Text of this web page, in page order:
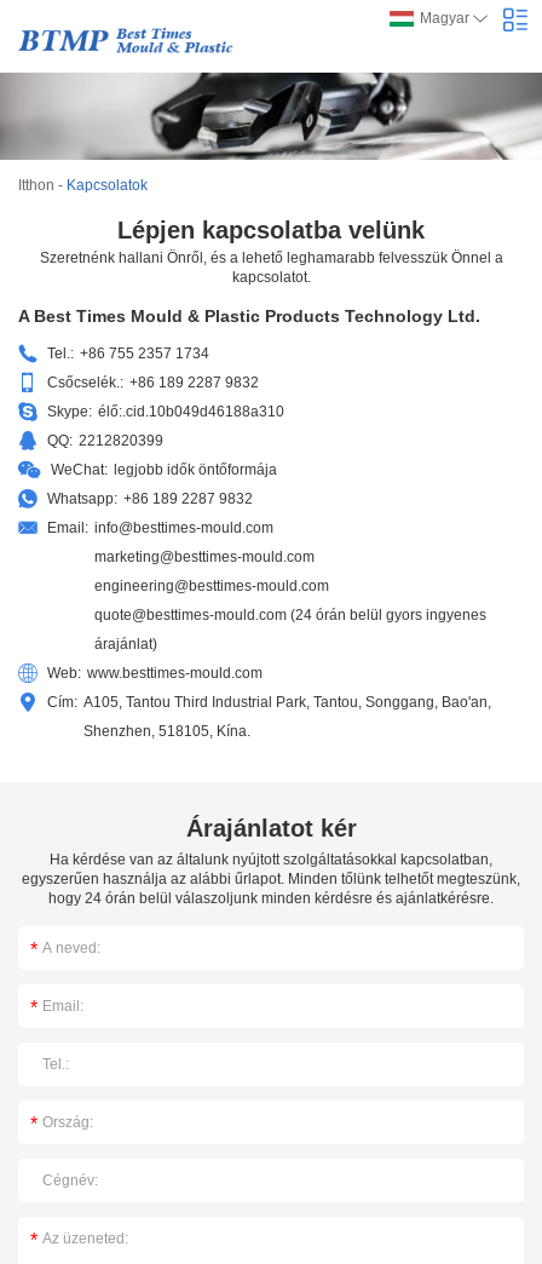
Magyar
Itthon - Kapcsolatok
Lépjen kapcsolatba velünk
Szeretnénk hallani Önről, és a lehető leghamarabb felvesszük Önnel a
kapcsolatot.
A Best Times Mould & Plastic Products Technology Ltd.
Tel.: +86 755 2357 1734
Csőcselék.: +86 189 2287 9832
Skype: élő:.cid.10b049d46188a310
QQ: 2212820399
WeChat: legjobb idők öntőformája
Whatsapp: +86 189 2287 9832
Email: info@besttimes-mould.com
marketing@besttimes-mould.com
engineering@besttimes-mould.com
quote@besttimes-mould.com (24 órán belül gyors ingyenes
árajánlat)
Web: www.besttimes-mould.com
Cím: A105, Tantou Third Industrial Park, Tantou, Songgang, Bao'an,
Shenzhen, 518105, Kína.
Árajánlatot kér
Ha kérdése van az általunk nyújtott szolgáltatásokkal kapcsolatban,
egyszerűen használja az alábbi űrlapot. Minden tőlünk telhetőt megteszünk,
hogy 24 órán belül válaszoljunk minden kérdésre és ajánlatkérésre.